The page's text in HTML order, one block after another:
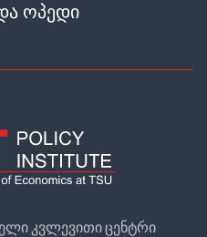
ᲝᲞᲔᲓᲘ
კვლევითი ცენტრი